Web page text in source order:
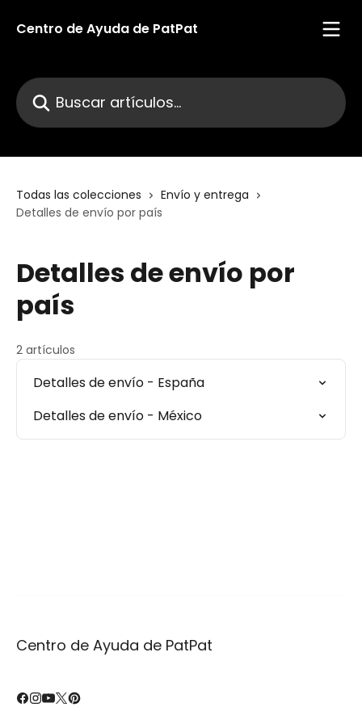
Centro de Ayuda de PatPat
Buscar artículos...
Todas las colecciones
Envío y entrega
Detalles de envío por país
Detalles de envío por
país
2 artículos
Detalles de envío - España
Detalles de envío - México
Centro de Ayuda de PatPat